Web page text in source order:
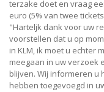
terzake doet en vraag
euro (5% van twee
"Harteljk dank voor uw
voorstellen dat u op
in KLM, ik moet u echter
meegaan in uw verzoek
blijven. Wij informeren u
hebben toegevoegd in